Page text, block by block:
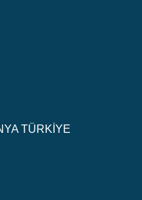
TÜRKİYE